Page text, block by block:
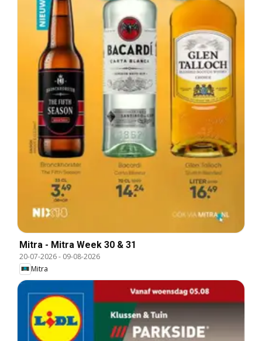
Mitra - Mitra Week 30 & 31
20-07-2026- 09-08-2026
Mitra